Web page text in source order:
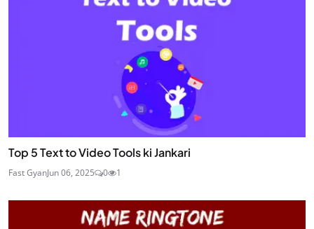
Top 5 Text to Video Tools ki Jankari
Fast GyanJun 06, 2025 0 1